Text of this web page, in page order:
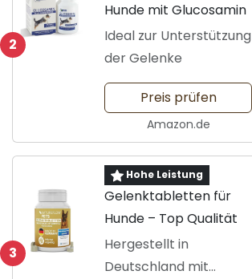
2
Hunde mit Glucosamin
Ideal zur Unterstützung
der Gelenke
Preis prüfen
Amazon.de
3
Hohe Leistung
Gelenktabletten für
Hunde – Top Qualität
Hergestellt in
Deutschland mit